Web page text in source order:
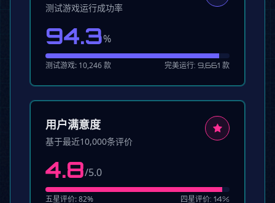
测试游戏运行成功率
94.3%
测试游戏: 10,246 款 完美运行: 9,661 款
用户满意度
基于最近10,000条评价
4.8/5.0
五星评价: 82% 四星评价: 14%